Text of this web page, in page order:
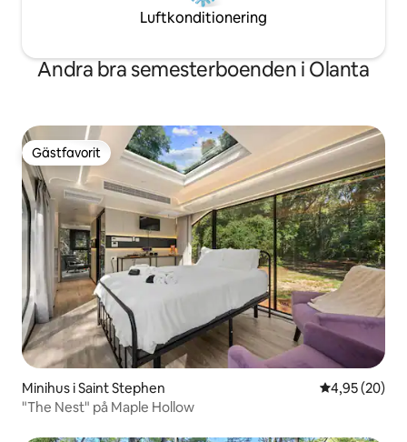
Luftkonditionering
Andra bra semesterboenden i Olanta
Gästfavorit
Gästfavorit
Minihus i Saint Stephen 4,95 av 5 i
4,95 (20)
"The Nest" på Maple Hollow